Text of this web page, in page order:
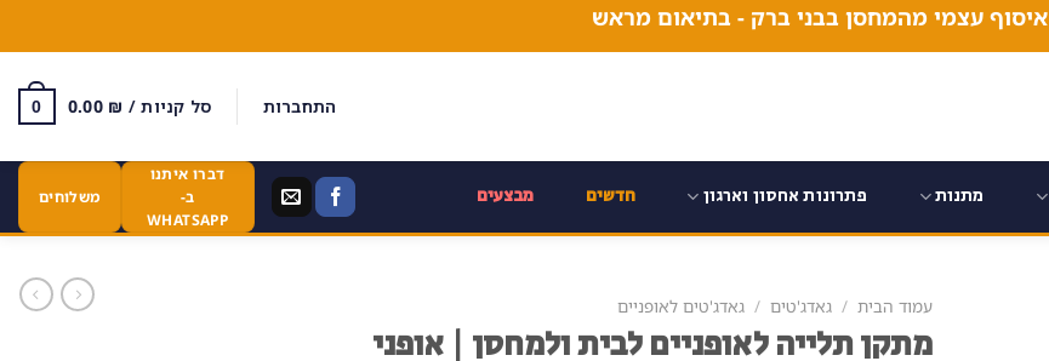
איסוף עצמי מהמחסן בבני ברק - בתיאום מראש
התחברות סל קניות / 0.00 ₪
0
מתנות פתרונות אחסון וארגון חדשים מבצעים
דברו איתנו
ב-
WHATSAPP
משלוחים
עמוד הבית / גאדג'טים / גאדג'טים לאופניים
מתקן תלייה לאופניים לבית ולמחסן | אופני